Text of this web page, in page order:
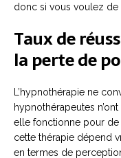
donc si vous voulez de
Taux de
la perte de
L’hypnothérapie ne
hypnothérapeutes
elle fonctionne pour de
cette thérapie dépend
en termes de